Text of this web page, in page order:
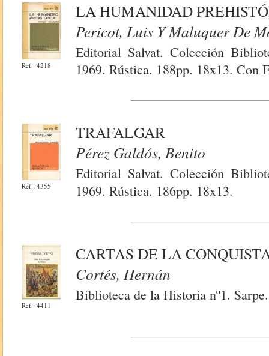
Ref.: 4218
LA HUMANIDAD
Pericot, Luis Y Maluquer De
Editorial Salvat. Colección
1969. Rústica. 188pp. 18x13. Con
Ref.: 4355
TRAFALGAR
Pérez Galdós, Benito
Editorial Salvat. Colección
1969. Rústica. 186pp. 18x13.
Ref.: 4411
CARTAS DE LA
Cortés, Hernán
Biblioteca de la Historia nº1.